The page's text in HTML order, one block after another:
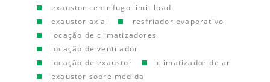
exaustor centrifugo limit load
exaustor axial
resfriador evaporativo
locação de climatizadores
locação de ventilador
locação de exaustor
climatizador de ar
exaustor sobre medida